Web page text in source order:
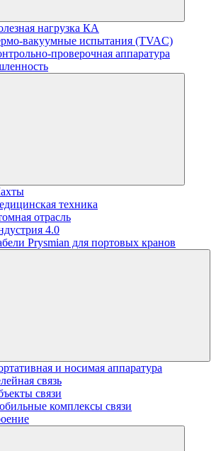
нагрузка КА
вакуумные испытания (TVAC)
проверочная аппаратура
техника
отрасль
4.0
Prysmian для портовых кранов
и носимая аппаратура
связь
связи
комплексы связи